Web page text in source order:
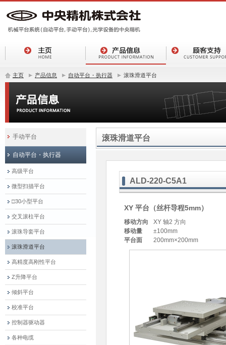
主页 产品信息 自动平台・执行器 滚珠滑道平台
滚珠滑道平台
ALD-220-C5A1
XY 平台（丝杆导程5mm）
移动方向
XY 轴2 方向
移动量
±100mm
平台面
200mm×200mm
手动平台
自动平台・执行器
高级平台
微型扫描平台
□30小型平台
交叉滚柱平台
滚珠导套平台
滚珠滑道平台
高精度高刚性平台
Z升降平台
倾斜平台
校准平台
控制器驱动器
各种电缆